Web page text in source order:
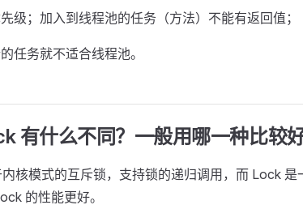
级；加入到线程池的任务（方法）不能有返回值；
任务就不适合线程池。
有什么不同？一般用哪一种比较好
核模式的互斥锁，支持锁的递归调用，而 Lock 是
的性能更好。